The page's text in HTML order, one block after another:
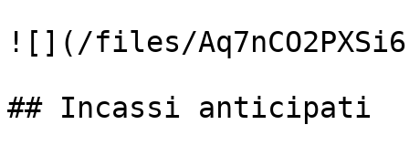
![](/files/
## Incassi anticipati